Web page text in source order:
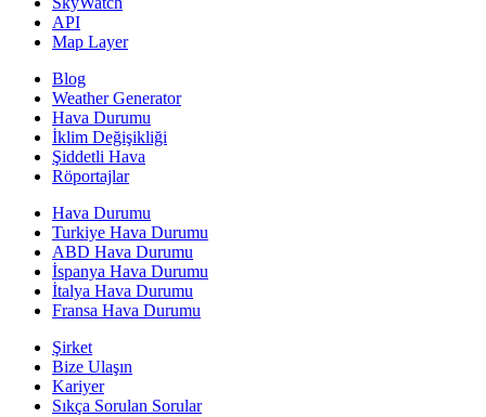
API
Map Layer
Blog
Weather Generator
Hava Durumu
İklim Değişikliği
Şiddetli Hava
Röportajlar
Hava Durumu
Turkiye Hava Durumu
ABD Hava Durumu
İspanya Hava Durumu
İtalya Hava Durumu
Fransa Hava Durumu
Şirket
Bize Ulaşın
Kariyer
Sıkça Sorulan Sorular